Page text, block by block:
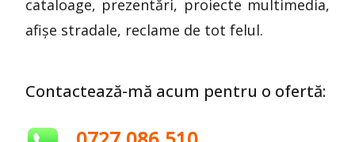
cataloage, prezentări, proiecte multimedia,
afișe stradale, reclame de tot felul.
Contactează-mă acum pentru o ofertă: